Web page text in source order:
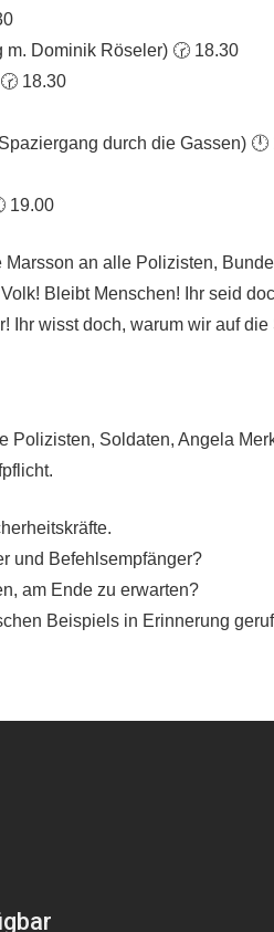
Dominik Röseler) 🕝 18.30
18.30
durch die Gassen) 🕛
19.00
an alle Polizisten,
Bleibt Menschen! Ihr seid
Ihr wisst doch, warum wir auf
Polizisten, Soldaten, Angela
und Befehlsempfänger?
am Ende zu erwarten?
Beispiels in Erinnerung